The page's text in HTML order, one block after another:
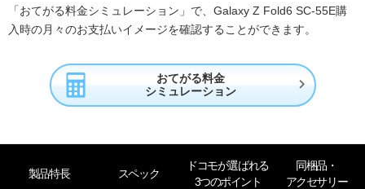
「おてがる料金シミュレーション」で、Galaxy Z Fold6 SC-55E購
入時の月々のお支払いイメージを確認することができます。
おてがる料金
シミュレーション

製品特長 スペック
ドコモが選ばれる
3つのポイント
同梱品・
アクセサリー